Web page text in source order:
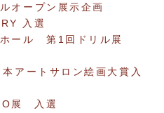
オープン展示企画
入選
ール 第1回ドリル展
アートサロン絵画大賞入
展 入選